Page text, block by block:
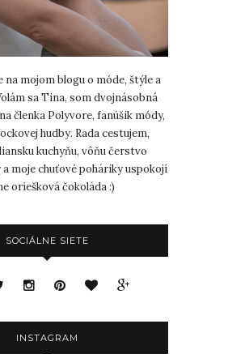
na mojom blogu o móde, štýle a
sa Tina, som dvojnásobná
členka Polyvore, fanúšik módy,
hudby. Rada cestujem,
kuchyňu, vôňu čerstvo
a moje chuťové poháriky uspokojí
oriešková čokoláda :)
SOCIÁLNE SIETE
INSTAGRAM